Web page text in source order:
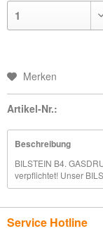
Merken
Artikel-Nr.:
Beschreibung
BILSTEIN B4.
verpflichtet! Unser
Service Hotline